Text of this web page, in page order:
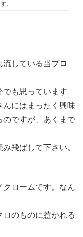
。
流している当ブロ
でも思っています
んにはまったく興味
のですが、あくまで
飛ばして下さい。
クロームです。なん
ロのものに惹かれる